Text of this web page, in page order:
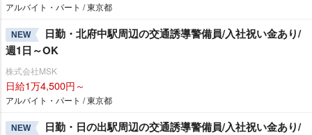
アルバイト・パート / 東京都
NEW
日勤・北府中駅周辺の交通誘導警備員/入社祝い金あり/
週1日～OK
株式会社MSK
日給1万4,500円～
アルバイト・パート / 東京都
NEW
日勤・日の出駅周辺の交通誘導警備員/入社祝い金あり/